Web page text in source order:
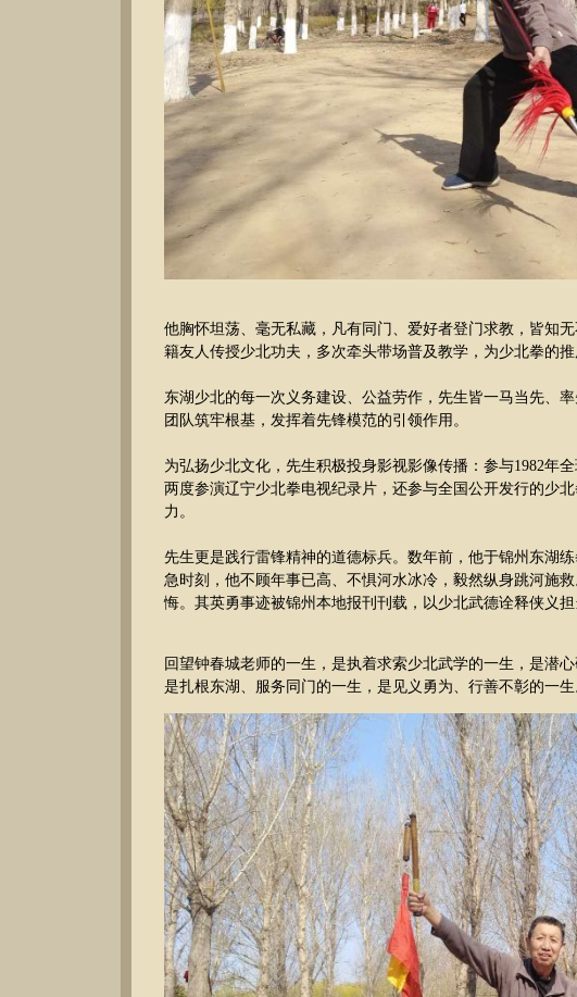
他胸怀坦荡、毫无私藏，凡有同门、爱好者登门求教，皆知
籍友人传授少北功夫，多次牵头带场普及教学，为少北拳的推
东湖少北的每一次义务建设、公益劳作，先生皆一马当先、
团队筑牢根基，发挥着先锋模范的引领作用。
为弘扬少北文化，先生积极投身影视影像传播：参与1982年
两度参演辽宁少北拳电视纪录片，还参与全国公开发行的少
力。
先生更是践行雷锋精神的道德标兵。数年前，他于锦州东湖
急时刻，他不顾年事已高、不惧河水冰冷，毅然纵身跳河施
悔。其英勇事迹被锦州本地报刊刊载，以少北武德诠释侠义担
回望钟春城老师的一生，是执着求索少北武学的一生，是潜
是扎根东湖、服务同门的一生，是见义勇为、行善不彰的一生